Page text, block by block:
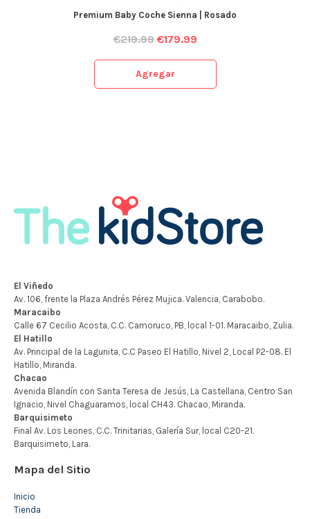
Premium Baby Coche Sienna | Rosado
€219.99 €179.99
Agregar
Mapa del Sitio
Inicio
Tienda